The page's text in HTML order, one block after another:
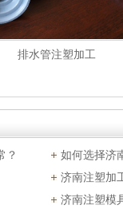
排水管注塑加工
？
如何选择济
济南注塑加
济南注塑模